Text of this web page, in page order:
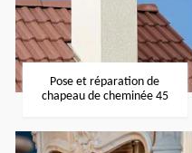
Pose et réparation de
chapeau de cheminée 45